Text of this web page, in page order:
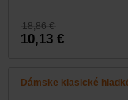
18,86 €
10,13 €
Dámske klasické